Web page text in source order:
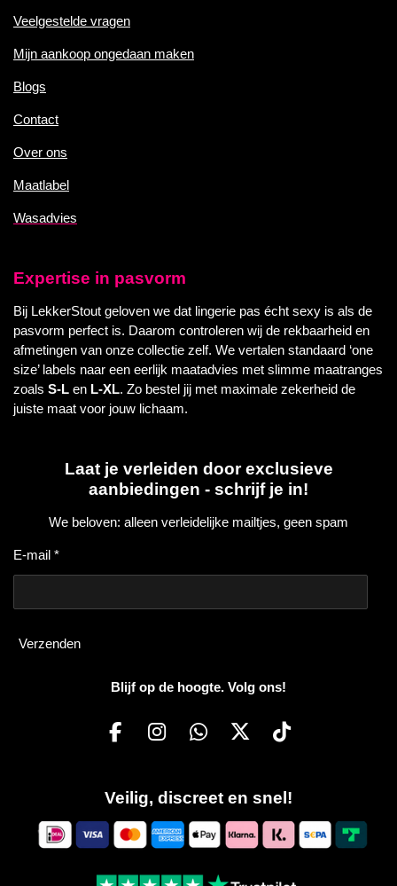
Veelgestelde vragen
Mijn aankoop ongedaan maken
Blogs
Contact
Over ons
Maatlabel
Wasadvies
Expertise in pasvorm
Bij LekkerStout geloven we dat lingerie pas écht sexy is als de
pasvorm perfect is. Daarom controleren wij de rekbaarheid en
afmetingen van onze collectie zelf. We vertalen standaard ‘one
size’ labels naar een eerlijk maatadvies met slimme maatranges
zoals S-L en L-XL. Zo bestel jij met maximale zekerheid de
juiste maat voor jouw lichaam.
Laat je verleiden door exclusieve
aanbiedingen - schrijf je in!
We beloven: alleen verleidelijke mailtjes, geen spam
E-mail *
Verzenden
Blijf op de hoogte. Volg ons!
F
e
b
o
k
I
t
a
g
a
W
t
s
A
p
X
T
T
o
k
Veilig, discreet en snel!